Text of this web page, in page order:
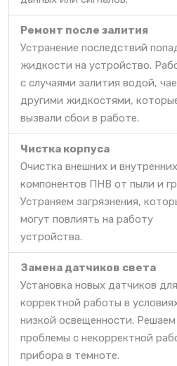
Ремонт после залития
Устранение последствий
жидкости на устройство.
с случаями залития водой,
другими жидкостями,
вызвали сбои в работе.
Чистка корпуса
Очистка внешних и внутренних
компонентов ПНВ от пыли и
Устраняем загрязнения,
могут повлиять на работу
устройства.
Замена датчиков света
Установка новых датчиков для
корректной работы в
низкой освещенности. Решаем
проблемы с некорректной
прибора в темноте.